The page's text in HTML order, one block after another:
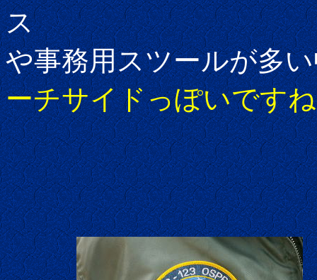
ス
や事務用スツールが多
ーチサイドっぽいです